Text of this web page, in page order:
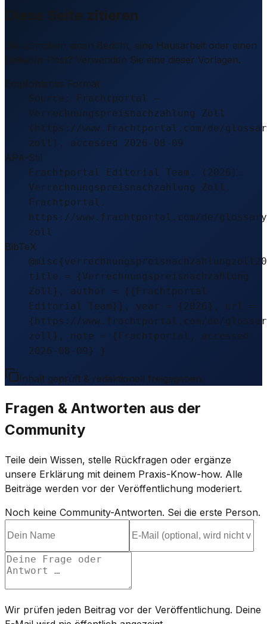
Diese Seite zitieren
Sie schreiben einen Bericht, eine Hausarbeit oder einen
LinkedIn-Post? Verwenden Sie eine dieser Vorlagen.
Empfohlenes Format
Source: Frachtportal –
Verrechnungspreisnachzahlung Zoll
(https://www.frachtportal.com/de/
zoll), accessed 2026-08-09
APA-Stil
Frachtportal Editorial Team. (2026).
Verrechnungspreisnachzahlung Zoll.
Frachtportal.
https://www.frachtportal.com/de/
zoll
BibTeX
title = {Verrechnungspreisnachzahlung
Zoll}, author = {{Frachtportal
Editorial Team}}, year = {2026}, url =
{https://www.frachtportal.com/de/
zoll}, note = {Frachtportal, accessed
2026-08-09} }
Inhalt geprüft & redaktionell freigegeben.
Fragen & Antworten aus der
Community
Teile dein Wissen, stelle Rückfragen oder ergänze
unsere Erklärung mit deinem Praxis-Know-how. Alle
Beiträge werden vor der Veröffentlichung moderiert.
Noch keine Community-Antworten. Sei die erste Person.
Wir prüfen jeden Beitrag vor der Veröffentlichung. Deine